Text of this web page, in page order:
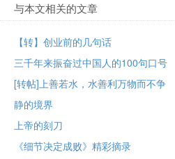
与本文相关的文章
【转】创业前的几句话
三千年来振奋过中国人的100句口号
[转帖]上善若水，水善利万物而不争
静的境界
上帝的刻刀
《细节决定成败》精彩摘录